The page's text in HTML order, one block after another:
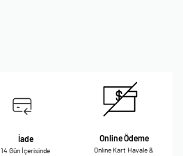
İade
14 Gün İçerisinde
Online Ödeme
Online Kart Havale &